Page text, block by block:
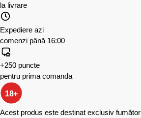
la livrare
Expediere azi
comenzi până 16:00
+250 puncte
pentru prima comanda
18+
Acest produs este destinat exclusiv